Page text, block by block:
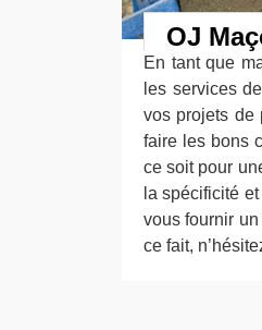
OJ
En tant que
les services
vos projets de
faire les bons
ce soit pour
la spécificité
vous fournir
ce fait,